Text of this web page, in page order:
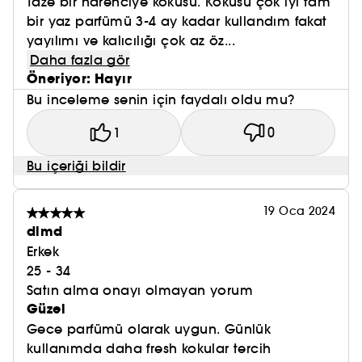
bir yaz parfümü 3-4 ay kadar kullandım fakat
yayılımı ve kalıcılığı çok az öz...
Daha fazla gör
Öneriyor: Hayır
Bu inceleme senin için faydalı oldu mu?
1 0
Bu içeriği bildir
19 Oca 2024
dlmd
Erkek
25 - 34
Satın alma onayı olmayan yorum
Güzel
Gece parfümü olarak uygun. Günlük
kullanımda daha fresh kokular tercih